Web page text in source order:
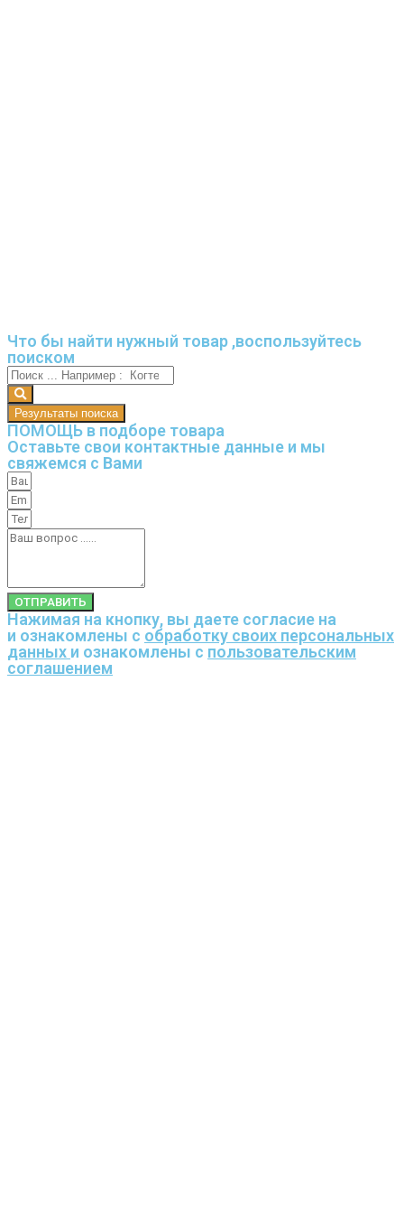
Что бы найти нужный товар ,воспользуйтесь
поиском
Результаты поиска
ПОМОЩЬ в подборе товара
Оставьте свои контактные данные и мы
свяжемся с Вами
ОТПРАВИТЬ
Нажимая на кнопку, вы даете согласие на
и ознакомлены с обработку своих персональных
данных и ознакомлены с пользовательским
соглашением